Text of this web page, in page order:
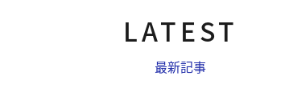
LATEST
最新記事